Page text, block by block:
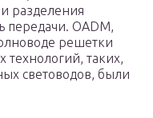
разделения
передачи. OADM,
решетки
технологий, таких,
световодов, были